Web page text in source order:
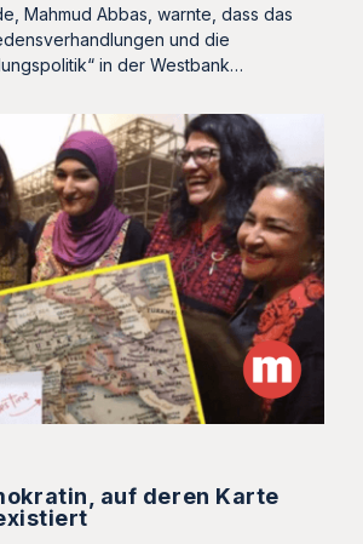
Mahmud Abbas, warnte, dass das
und die
in der Westbank…
auf deren Karte